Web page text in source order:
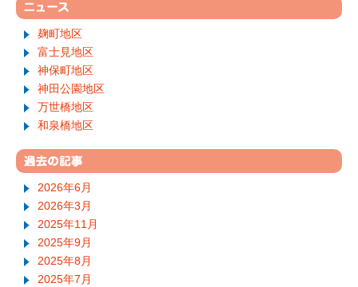
麹町地区
富士見地区
神保町地区
神田公園地区
万世橋地区
和泉橋地区
2026年6月
2026年3月
2025年11月
2025年9月
2025年8月
2025年7月